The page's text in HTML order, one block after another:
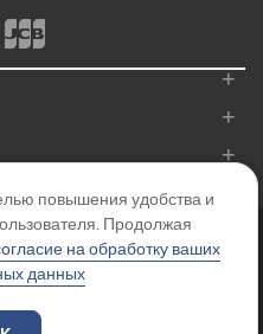
+
+
+
и не являются офертой.
повышения удобства и
Продолжая
на обработку ваших
данных